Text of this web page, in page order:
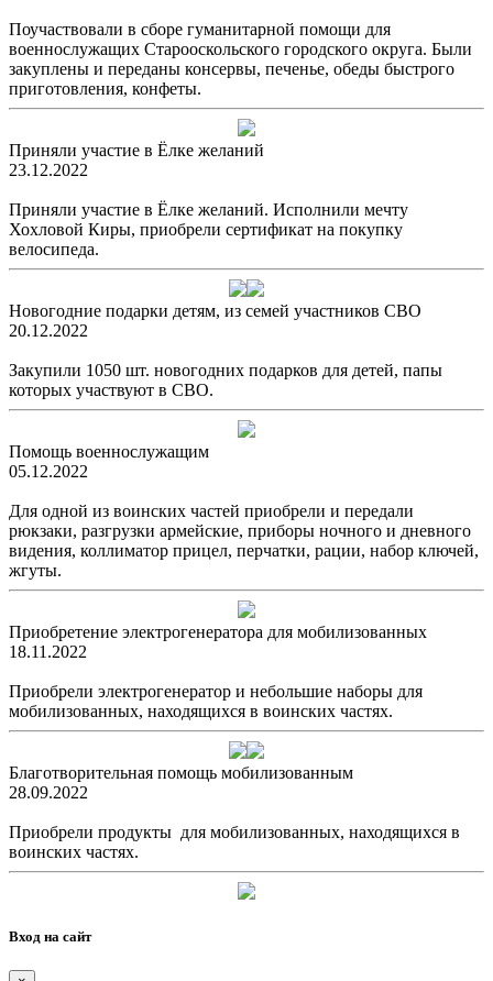
Поучаствовали в сборе гуманитарной помощи для
военнослужащих Старооскольского городского округа. Были
закуплены и переданы консервы, печенье, обеды быстрого
приготовления, конфеты.
Приняли участие в Ёлке желаний
23.12.2022
Приняли участие в Ёлке желаний. Исполнили мечту
Хохловой Киры, приобрели сертификат на покупку
велосипеда.
Новогодние подарки детям, из семей участников СВО
20.12.2022
Закупили 1050 шт. новогодних подарков для детей, папы
которых участвуют в СВО.
Помощь военнослужащим
05.12.2022
Для одной из воинских частей приобрели и передали
рюкзаки, разгрузки армейские, приборы ночного и дневного
видения, коллиматор прицел, перчатки, рации, набор ключей,
жгуты.
Приобретение электрогенератора для мобилизованных
18.11.2022
Приобрели электрогенератор и небольшие наборы для
мобилизованных, находящихся в воинских частях.
Благотворительная помощь мобилизованным
28.09.2022
Приобрели продукты для мобилизованных, находящихся в
воинских частях.
Вход на сайт